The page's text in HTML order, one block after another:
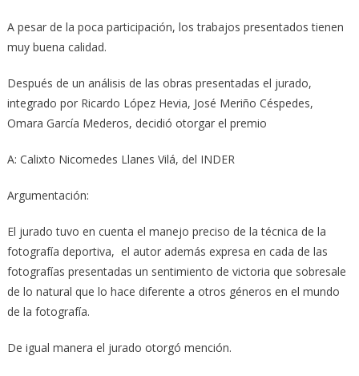
A pesar de la poca participación, los trabajos presentados tienen
muy buena calidad.
Después de un análisis de las obras presentadas el jurado,
integrado por Ricardo López Hevia, José Meriño Céspedes,
Omara García Mederos, decidió otorgar el premio
A: Calixto Nicomedes Llanes Vilá, del INDER
Argumentación:
El jurado tuvo en cuenta el manejo preciso de la técnica de la
fotografía deportiva, el autor además expresa en cada de las
fotografías presentadas un sentimiento de victoria que sobresale
de lo natural que lo hace diferente a otros géneros en el mundo
de la fotografía.
De igual manera el jurado otorgó mención.